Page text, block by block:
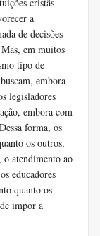
a
de decisões
em muitos
tipo de
embora
legisladores
embora com
forma, os
os outros,
atendimento ao
educadores
quanto os
impor a